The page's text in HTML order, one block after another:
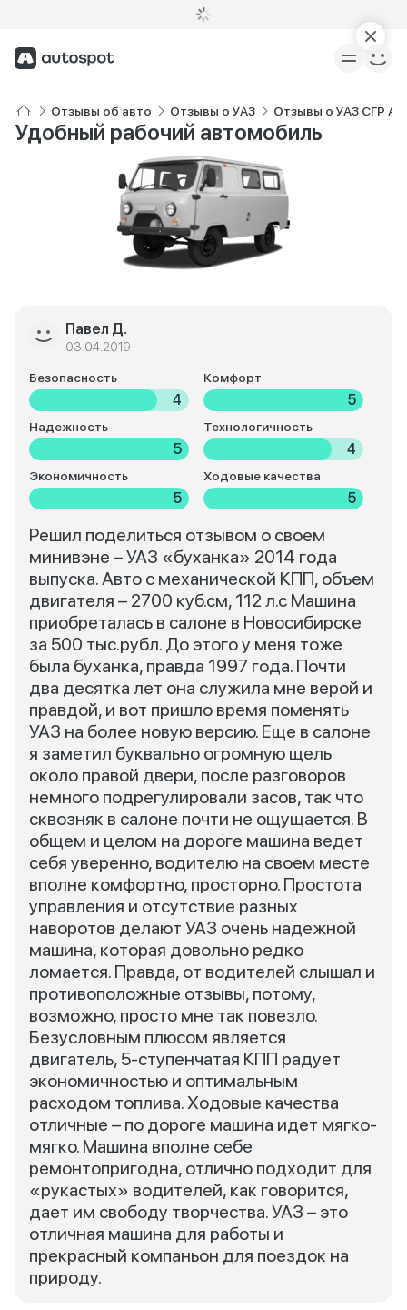
Отзывы об авто Отзывы о УАЗ Отзывы о УАЗ СГР
Удобный рабочий автомобиль
Павел Д.
03.04.2019
Безопасность
4
Комфорт
5
Надежность
5
Технологичность
4
Экономичность
5
Ходовые качества
5
Решил поделиться отзывом о своем
минивэне – УАЗ «буханка» 2014 года
выпуска. Авто с механической КПП, объем
двигателя – 2700 куб.см, 112 л.с Машина
приобреталась в салоне в Новосибирске
за 500 тыс.рубл. До этого у меня тоже
была буханка, правда 1997 года. Почти
два десятка лет она служила мне верой и
правдой, и вот пришло время поменять
УАЗ на более новую версию. Еще в салоне
я заметил буквально огромную щель
около правой двери, после разговоров
немного подрегулировали засов, так что
сквозняк в салоне почти не ощущается. В
общем и целом на дороге машина ведет
себя уверенно, водителю на своем месте
вполне комфортно, просторно. Простота
управления и отсутствие разных
наворотов делают УАЗ очень надежной
машина, которая довольно редко
ломается. Правда, от водителей слышал и
противоположные отзывы, потому,
возможно, просто мне так повезло.
Безусловным плюсом является
двигатель, 5-ступенчатая КПП радует
экономичностью и оптимальным
расходом топлива. Ходовые качества
отличные – по дороге машина идет мягко-
мягко. Машина вполне себе
ремонтопригодна, отлично подходит для
«рукастых» водителей, как говорится,
дает им свободу творчества. УАЗ – это
отличная машина для работы и
прекрасный компаньон для поездок на
природу.